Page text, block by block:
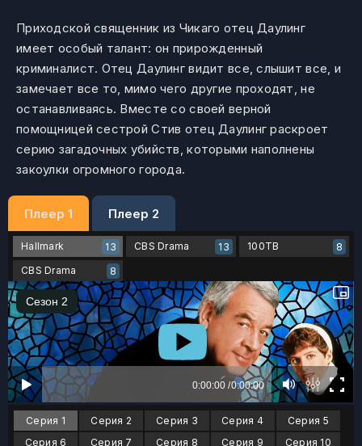
Приходской священник из Чикаго отец Даулинг
имеет особый талант: он прирожденный
криминалист. Отец Даулинг видит все, слышит все, и
замечает все то, мимо чего другие проходят, не
останавливаясь. Вместе со своей верной
помощницей сестрой Стив отец Даулинг раскроет
серию загадочных убийств, которыми наполнены
закоулки огромного города.
Плеер 1 Плеер 2
Hallmark 13 CBS Drama 13 100ТВ
8
CBS Drama
8
Серия 1 Серия 2 Серия 3 Серия 4
Серия 5
Серия 6
Серия 7 Серия 8 Серия 9 Серия 10